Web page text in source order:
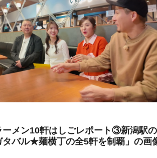
ーメン10軒はしごレポート③新潟駅の
タバル★麺横丁の全5軒を制覇」の画